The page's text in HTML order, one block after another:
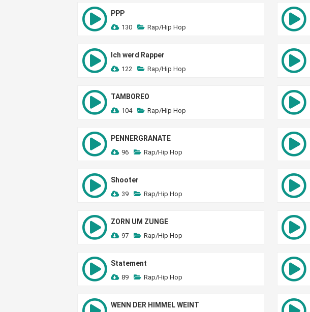
PPP
130 Rap/Hip Hop
Ich werd Rapper
122 Rap/Hip Hop
TAMBOREO
104 Rap/Hip Hop
PENNERGRANATE
96 Rap/Hip Hop
Shooter
39 Rap/Hip Hop
ZORN UM ZUNGE
97 Rap/Hip Hop
Statement
89 Rap/Hip Hop
WENN DER HIMMEL WEINT